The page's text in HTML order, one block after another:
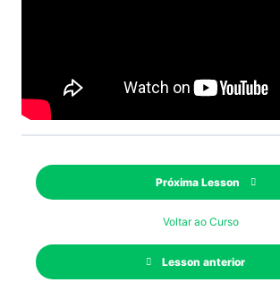
Lesson anterior
Voltar ao Curso
Próxima Lesson